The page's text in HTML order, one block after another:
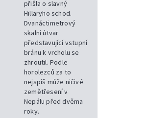
přišla o slavný
Hillaryho schod.
Dvanáctimetrový
skalní útvar
představující vstupní
bránu k vrcholu se
zhroutil. Podle
horolezců za to
nejspíš může ničivé
zemětřesení v
Nepálu před dvěma
roky.